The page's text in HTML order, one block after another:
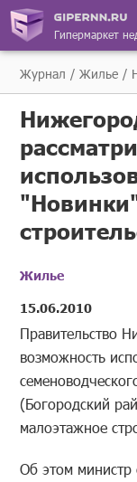
Гипермаркет
Журнал Жилье
Жилье
15.06.2010
Правительство
возможность
(Богородский
малоэтажное
Об этом министр